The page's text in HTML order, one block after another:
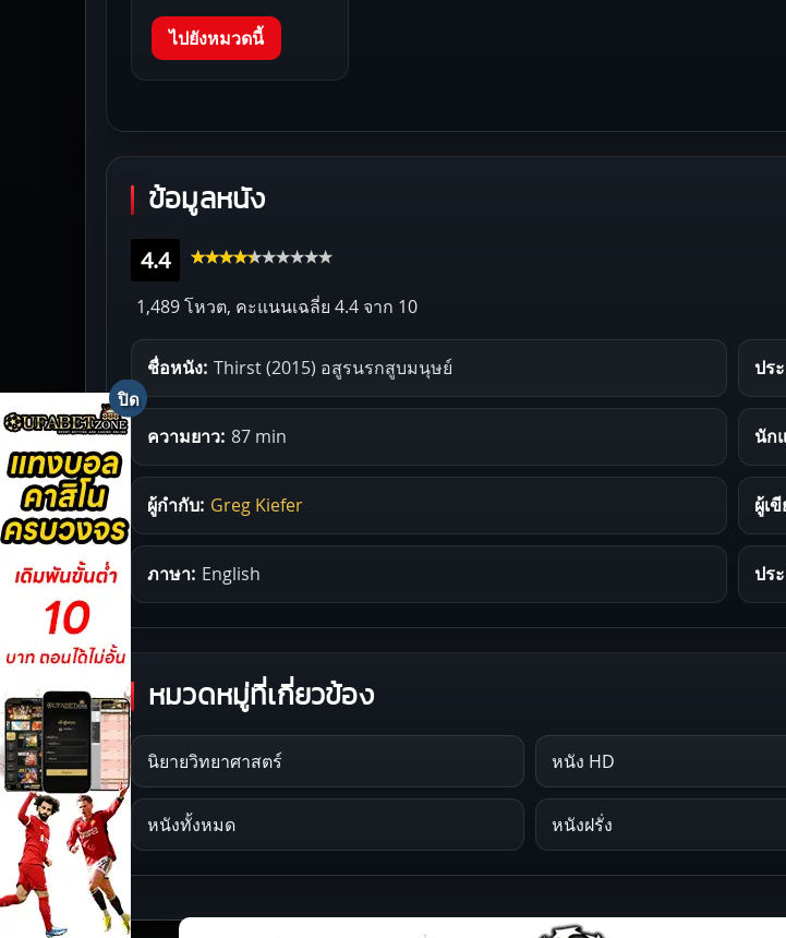
ไปยังหมวดนี้
ข้อมูลหนัง
4.4
1,489 โหวต, คะแนนเฉลี่ย 4.4 จาก 10
ชื่อหนัง: Thirst (2015) อสูรนรกสูบมนุษย์ ปร
ความยาว: 87 min นัก
ผู้กำกับ: Greg Kiefer ผู้เ
ภาษา: English ปร
หมวดหมู่ที่เกี่ยวข้อง
นิยายวิทยาศาสตร์ หนัง HD
หนังทั้งหมด หนังฝรั่ง